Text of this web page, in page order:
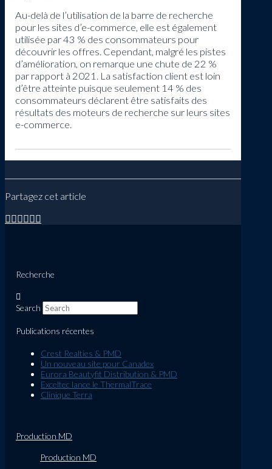
Au-delà de l’utilisation de la barre de recherche
pour les sites d’e-commerce, elle est également
utilisée par 43 % des consommateurs pour
découvrir les offres. Cependant, malgré les pistes
d’amélioration, on remarque une chute de 22 %
par rapport à 2021. La satisfaction client est loin
d’être atteinte puisque seulement 14 % des
consommateurs déclarent être satisfaits des
résultats des moteurs de recherche sur leurs sites
e-commerce.
Partagez cet article
Recherche
Search
Publications récentes
Crest Realties & PMD
Un nouveau site pour Canadex
Eurora Beautyfit Distribution & PMD
Exceltec lance le ThermalTrace
Clinique Terra
Production MD
Production MD